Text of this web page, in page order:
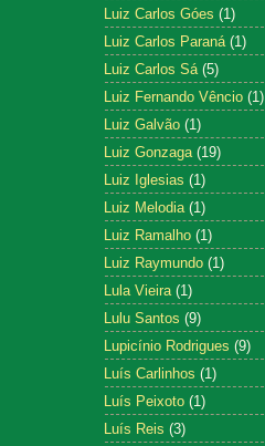
Luiz Carlos Góes (1)
Luiz Carlos Paraná (1)
Luiz Carlos Sá (5)
Luiz Fernando Vêncio (1)
Luiz Galvão (1)
Luiz Gonzaga (19)
Luiz Iglesias (1)
Luiz Melodia (1)
Luiz Ramalho (1)
Luiz Raymundo (1)
Lula Vieira (1)
Lulu Santos (9)
Lupicínio Rodrigues (9)
Luís Carlinhos (1)
Luís Peixoto (1)
Luís Reis (3)